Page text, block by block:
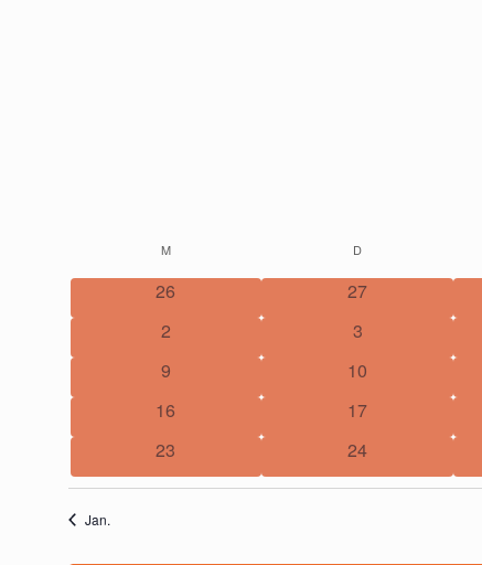
MMONTAG D
26 27
2
3
9
10
16
17
23
24
Jan.